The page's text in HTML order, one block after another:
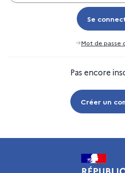
Se connecter
Se
Mot de passe
Pas encore
Créer un